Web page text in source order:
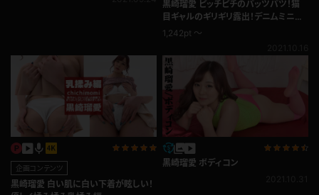
黒崎瑠愛 ピッチピチのパッツパツ！猫
目ギャルのギリギリ露出！デニムミニス
カート
1,242pt ～
企画コンテンツ
黒崎瑠愛 白い肌に白い下着が眩しい！
黒崎瑠愛 ボディコン